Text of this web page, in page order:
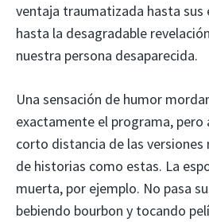
ventaja traumatizada hasta sus
hasta la desagradable
nuestra persona desaparecida.
Una sensación de humor
exactamente el programa, pero
corto distancia de las
de historias como estas. La
muerta, por ejemplo. No pasa
bebiendo bourbon y tocando